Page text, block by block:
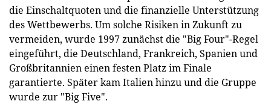
die Einschaltquoten und die finanzielle Unterstützung
des Wettbewerbs. Um solche Risiken in Zukunft zu
vermeiden, wurde 1997 zunächst die "Big Four"-Regel
eingeführt, die Deutschland, Frankreich, Spanien und
Großbritannien einen festen Platz im Finale
garantierte. Später kam Italien hinzu und die Gruppe
wurde zur "Big Five".